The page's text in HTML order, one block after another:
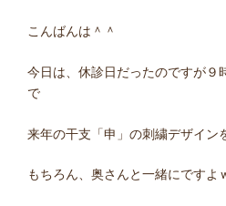
こんばんは＾＾
今日は、休診日だったのですが９
で
来年の干支「申」の刺繍デザイン
もちろん、奥さんと一緒にですよ